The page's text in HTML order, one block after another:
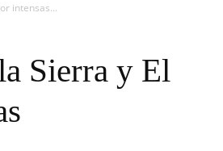
intensas...
Sierra y El